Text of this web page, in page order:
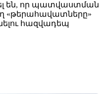
են, որ պատվաստման
«թերահավատները»
հազվադեպ